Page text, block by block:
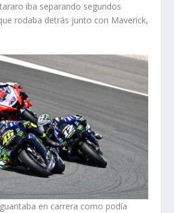
iba separando segundos
rodaba detrás junto con Maverick,
en carrera como podía